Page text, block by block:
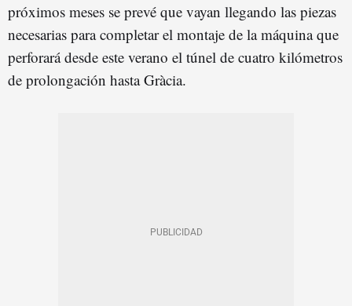
próximos meses se prevé que vayan llegando las piezas
necesarias para completar el montaje de la máquina que
perforará desde este verano el túnel de cuatro kilómetros
de prolongación hasta Gràcia.